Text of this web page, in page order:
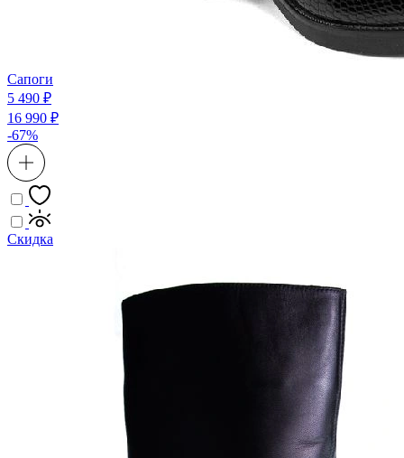
Сапоги
5 490 ₽
16 990 ₽
-67%
Скидка